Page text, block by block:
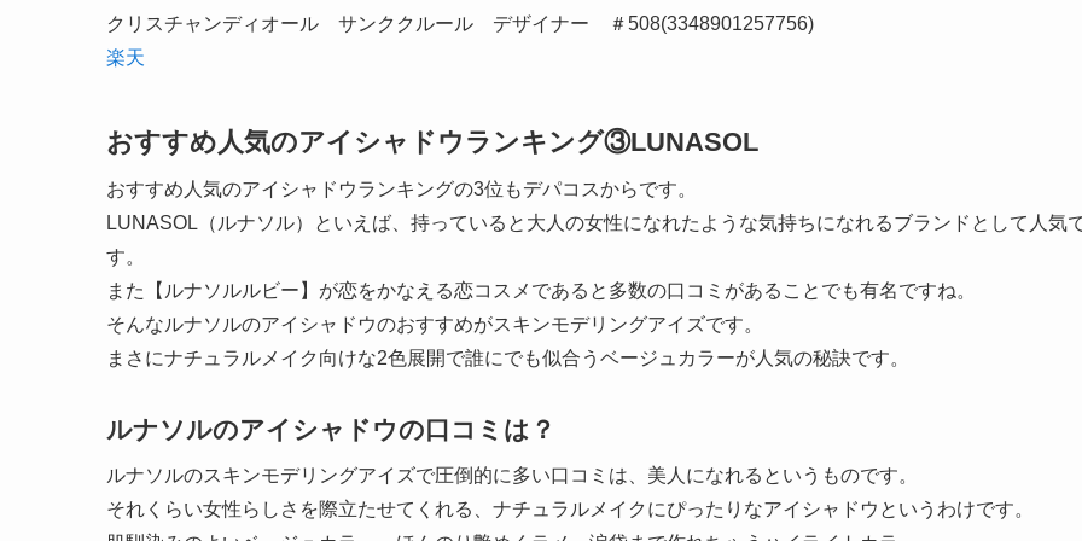
クリスチャンディオール サンククルール デザイナー ＃508(3348901257756)
楽天
おすすめ人気のアイシャドウランキング③LUNASOL
おすすめ人気のアイシャドウランキングの3位もデパコスからです。
LUNASOL（ルナソル）といえば、持っていると大人の女性になれたような気持ちになれるブランドとして人気
す。
また【ルナソルルビー】が恋をかなえる恋コスメであると多数の口コミがあることでも有名ですね。
そんなルナソルのアイシャドウのおすすめがスキンモデリングアイズです。
まさにナチュラルメイク向けな2色展開で誰にでも似合うベージュカラーが人気の秘訣です。
ルナソルのアイシャドウの口コミは？
ルナソルのスキンモデリングアイズで圧倒的に多い口コミは、美人になれるというものです。
それくらい女性らしさを際立たせてくれる、ナチュラルメイクにぴったりなアイシャドウというわけです。